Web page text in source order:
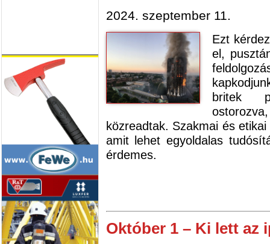
2024. szeptember 11.
Ezt
el,
britek
közreadtak. Szakmai és
amit lehet egyoldalas
érdemes.
Október 1 – Ki lett az